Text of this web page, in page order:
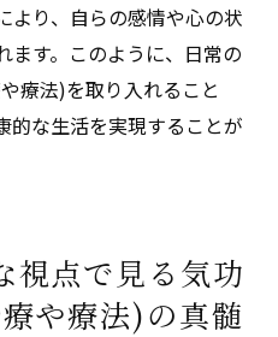
治療や療法)とスピリチュ
たな健康への道
より、自らの感情や心の状
ます。このように、日常の
療法)を取り入れること
的な生活を実現することが
視点で見る気功
や療法)の真髄